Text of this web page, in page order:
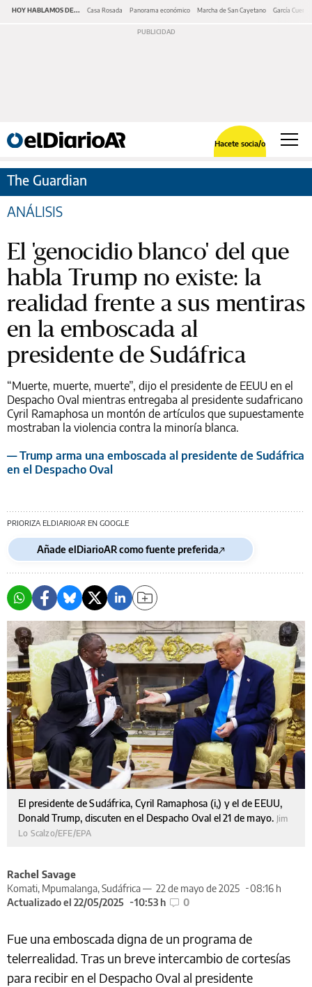
HOY HABLAMOS DE... Casa Rosada Panorama económico Marcha de San Cayetano García Cuerva
Hacete socia/o
The Guardian
ANÁLISIS
El 'genocidio blanco' del que
habla Trump no existe: la
realidad frente a sus mentiras
en la emboscada al
presidente de Sudáfrica
“Muerte, muerte, muerte”, dijo el presidente de EEUU en el
Despacho Oval mientras entregaba al presidente sudafricano
Cyril Ramaphosa un montón de artículos que supuestamente
mostraban la violencia contra la minoría blanca.
— Trump arma una emboscada al presidente de Sudáfrica
en el Despacho Oval
PRIORIZA ELDIARIOAR EN GOOGLE
Añade elDiarioAR como fuente preferida
El presidente de Sudáfrica, Cyril Ramaphosa (i,) y el de EEUU,
Donald Trump, discuten en el Despacho Oval el 21 de mayo. Jim
Lo Scalzo/EFE/EPA
Rachel Savage
Komati, Mpumalanga, Sudáfrica — 22 de mayo de 2025
08:16 h
Actualizado el 22/05/2025
10:53 h 0
Fue una emboscada digna de un programa de
telerrealidad. Tras un breve intercambio de cortesías
para recibir en el Despacho Oval al presidente